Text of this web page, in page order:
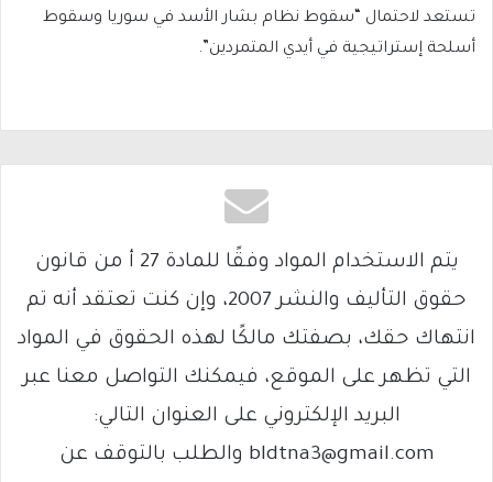
تستعد لاحتمال “سقوط نظام بشار الأسد في سوريا وسقوط
أسلحة إستراتيجية في أيدي المتمردين”.
يتم الاستخدام المواد وفقًا للمادة 27 أ من قانون
حقوق التأليف والنشر 2007، وإن كنت تعتقد أنه تم
انتهاك حقك، بصفتك مالكًا لهذه الحقوق في المواد
التي تظهر على الموقع، فيمكنك التواصل معنا عبر
البريد الإلكتروني على العنوان التالي:
bldtna3@gmail.com والطلب بالتوقف عن